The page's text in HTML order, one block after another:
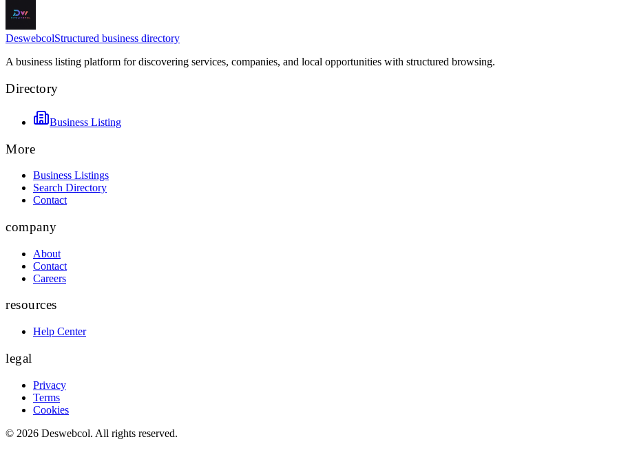
DeswebcolStructured business directory
A business listing platform for discovering services, companies, and local opportunities with structured browsing.
Directory
Business Listing
More
Business Listings
Search Directory
Contact
company
About
Contact
Careers
resources
Help Center
legal
Privacy
Terms
Cookies
© 2026 Deswebcol. All rights reserved.